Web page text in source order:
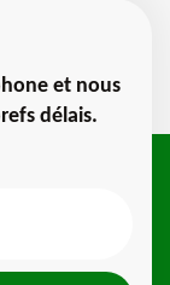
et nous
délais.